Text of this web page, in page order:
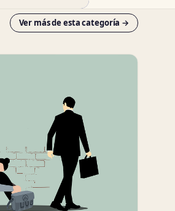
Ver más de esta categoría →